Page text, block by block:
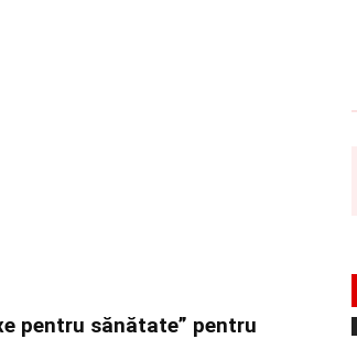
pentru sănătate” pentru